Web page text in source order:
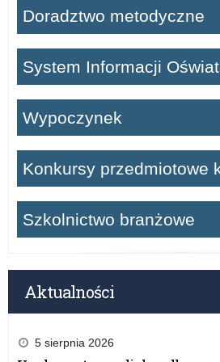
Doradztwo metodyczne
System Informacji
Wypoczynek
Konkursy przedmiotowe
Szkolnictwo branżowe
Aktualności
5 sierpnia 2026